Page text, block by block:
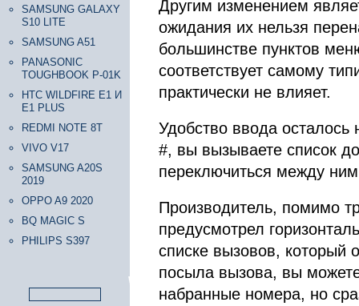
SAMSUNG GALAXY
S10 LITE
SAMSUNG A51
PANASONIC
TOUGHBOOK P-01K
HTC WILDFIRE E1 И
E1 PLUS
REDMI NOTE 8T
VIVO V17
SAMSUNG A20S
2019
OPPO A9 2020
BQ MAGIC S
PHILIPS S397
Другим изменением
ожидания их нельзя
большинстве пунктов
соответствует самому
практически не влияет.
Удобство ввода
#, вы вызываете список
переключиться между
Производитель, помимо
предусмотрел
списке вызовов, который
посыла вызова, вы
набранные номера, но